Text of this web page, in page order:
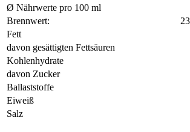
Ø Nährwerte pro 100 ml
Brennwert:
Fett
davon gesättigten Fettsäuren
Kohlenhydrate
davon Zucker
Ballaststoffe
Eiweiß
Salz